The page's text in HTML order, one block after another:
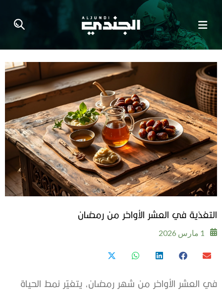
التغذية في العشر الأواخر من رمضان
1 مارس 2026
في العشر الأواخر من شهر رمضان، يتغيّر نمط الحياة